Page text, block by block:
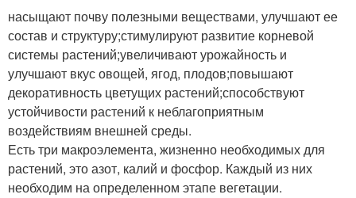
насыщают почву полезными веществами, улучшают ее
состав и структуру;стимулируют развитие корневой
системы растений;увеличивают урожайность и
улучшают вкус овощей, ягод, плодов;повышают
декоративность цветущих растений;способствуют
устойчивости растений к неблагоприятным
воздействиям внешней среды.
Есть три макроэлемента, жизненно необходимых для
растений, это азот, калий и фосфор. Каждый из них
необходим на определенном этапе вегетации.